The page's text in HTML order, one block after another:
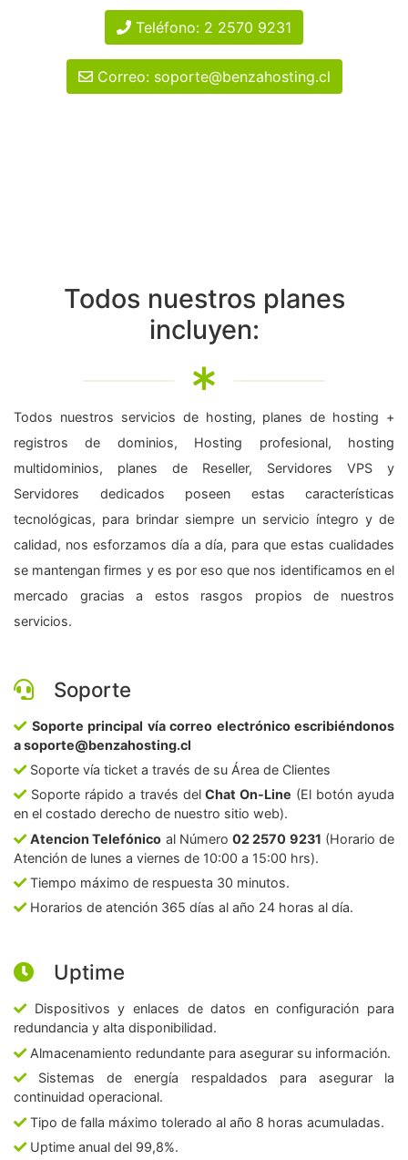
Teléfono: 2 2570 9231
Correo: soporte@benzahosting.cl
Todos nuestros planes
incluyen:
Todos nuestros servicios de hosting, planes de hosting +
registros de dominios, Hosting profesional, hosting
multidominios, planes de Reseller, Servidores VPS y
Servidores dedicados poseen estas características
tecnológicas, para brindar siempre un servicio íntegro y de
calidad, nos esforzamos día a día, para que estas cualidades
se mantengan firmes y es por eso que nos identificamos en el
mercado gracias a estos rasgos propios de nuestros
servicios.
Soporte
Soporte principal vía correo electrónico escribiéndonos
a soporte@benzahosting.cl
Soporte vía ticket a través de su Área de Clientes
Soporte rápido a través delChat On-Line (El botón ayuda
en el costado derecho de nuestro sitio web).
Atencion Telefónico al Número02 2570 9231 (Horario de
Atención de lunes a viernes de 10:00 a 15:00 hrs).
Tiempo máximo de respuesta 30 minutos.
Horarios de atención 365 días al año 24 horas al día.
Uptime
Dispositivos y enlaces de datos en configuración para
redundancia y alta disponibilidad.
Almacenamiento redundante para asegurar su información.
Sistemas de energía respaldados para asegurar la
continuidad operacional.
Tipo de falla máximo tolerado al año 8 horas acumuladas.
Uptime anual del 99,8%.